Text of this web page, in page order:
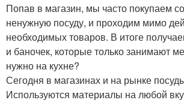
Попав в магазин, мы часто покупаем
ненужную посуду, и проходим мимо
необходимых товаров. В итоге
и баночек, которые только занимают
нужно на кухне?
Сегодня в магазинах и на рынке
Используются материалы на любой